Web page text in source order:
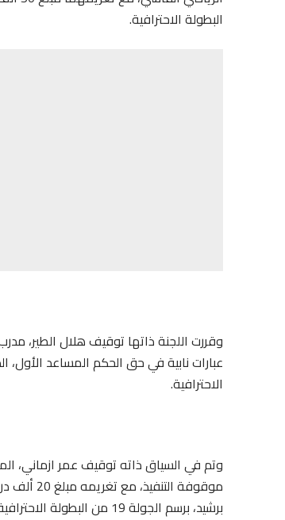
البطولة الاحترافية.
الاحترافية.
وتم في السياق ذاته توقيف عمر ازماني،
موقوفة
برشيد، برسم الجولة 19 من البطولة الاحترافية، مع اعتراض طريقهم المؤدي إلى غرفة الملابس ما بين الشوطين.